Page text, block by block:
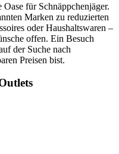
für Schnäppchenjäger.
Marken zu reduzierten
oder Haushaltswaren –
offen. Ein Besuch
der Suche nach
Preisen bist.